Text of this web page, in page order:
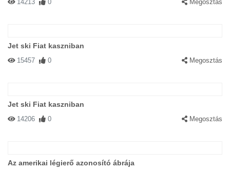
14213 0 Megosztás
Jet ski Fiat kaszniban
15457 0 Megosztás
Jet ski Fiat kaszniban
14206 0 Megosztás
Az amerikai légierő azonosító ábrája